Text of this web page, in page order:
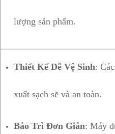
lượng sản phẩm.
Thiết Kế Dễ Vệ Sinh:
xuất sạch sẽ và an toàn.
Bảo Trì Đơn Giản: Máy